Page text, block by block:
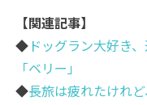
【関連記事】
◆ドッグラン大好き
「ベリー」
◆長旅は疲れたけれ